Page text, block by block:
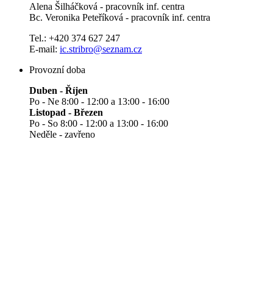
Alena Šilháčková - pracovník inf. centra
Bc. Veronika Peteříková - pracovník inf. centra
Tel.: +420 374 627 247
E-mail: ic.stribro@seznam.cz
Provozní doba
Duben - Říjen
Po - Ne 8:00 - 12:00 a 13:00 - 16:00
Listopad - Březen
Po - So 8:00 - 12:00 a 13:00 - 16:00
Neděle - zavřeno